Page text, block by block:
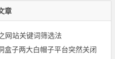
章
网站关键词筛选法
盒子两大白帽子平台突然关闭